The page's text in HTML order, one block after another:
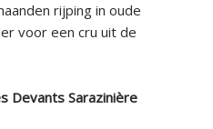
rijping in oude
voor een cru uit de
Devants Sarazinière